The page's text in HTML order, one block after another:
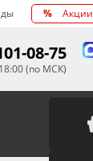
% Акции
08-75
(по МСК)